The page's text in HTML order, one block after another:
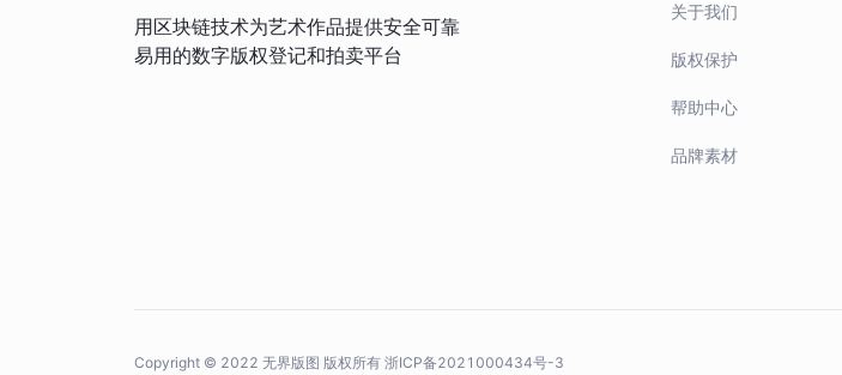
用区块链技术为艺术作品提供安全可靠
易用的数字版权登记和拍卖平台
关于我们
版权保护
帮助中心
品牌素材
Copyright © 2022 无界版图 版权所有 浙ICP备2021000434号-3